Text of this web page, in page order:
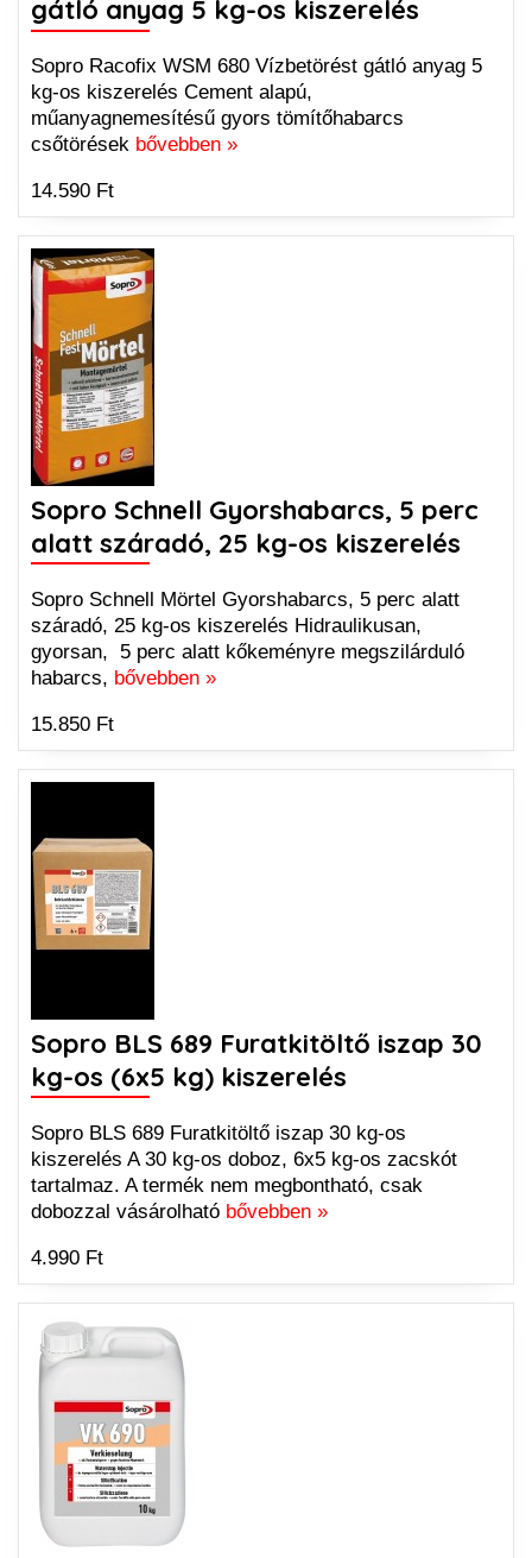
gátló anyag 5 kg-os kiszerelés
Sopro Racofix WSM 680 Vízbetörést gátló anyag 5
kg-os kiszerelés Cement alapú,
műanyagnemesítésű gyors tömítőhabarcs
csőtörések bővebben »
14.590 Ft
Sopro Schnell Gyorshabarcs, 5 perc
alatt száradó, 25 kg-os kiszerelés
Sopro Schnell Mörtel Gyorshabarcs, 5 perc alatt
száradó, 25 kg-os kiszerelés Hidraulikusan,
gyorsan, 5 perc alatt kőkeményre megszilárduló
habarcs, bővebben »
15.850 Ft
Sopro BLS 689 Furatkitöltő iszap 30
kg-os (6x5 kg) kiszerelés
Sopro BLS 689 Furatkitöltő iszap 30 kg-os
kiszerelés A 30 kg-os doboz, 6x5 kg-os zacskót
tartalmaz. A termék nem megbontható, csak
dobozzal vásárolható bővebben »
4.990 Ft